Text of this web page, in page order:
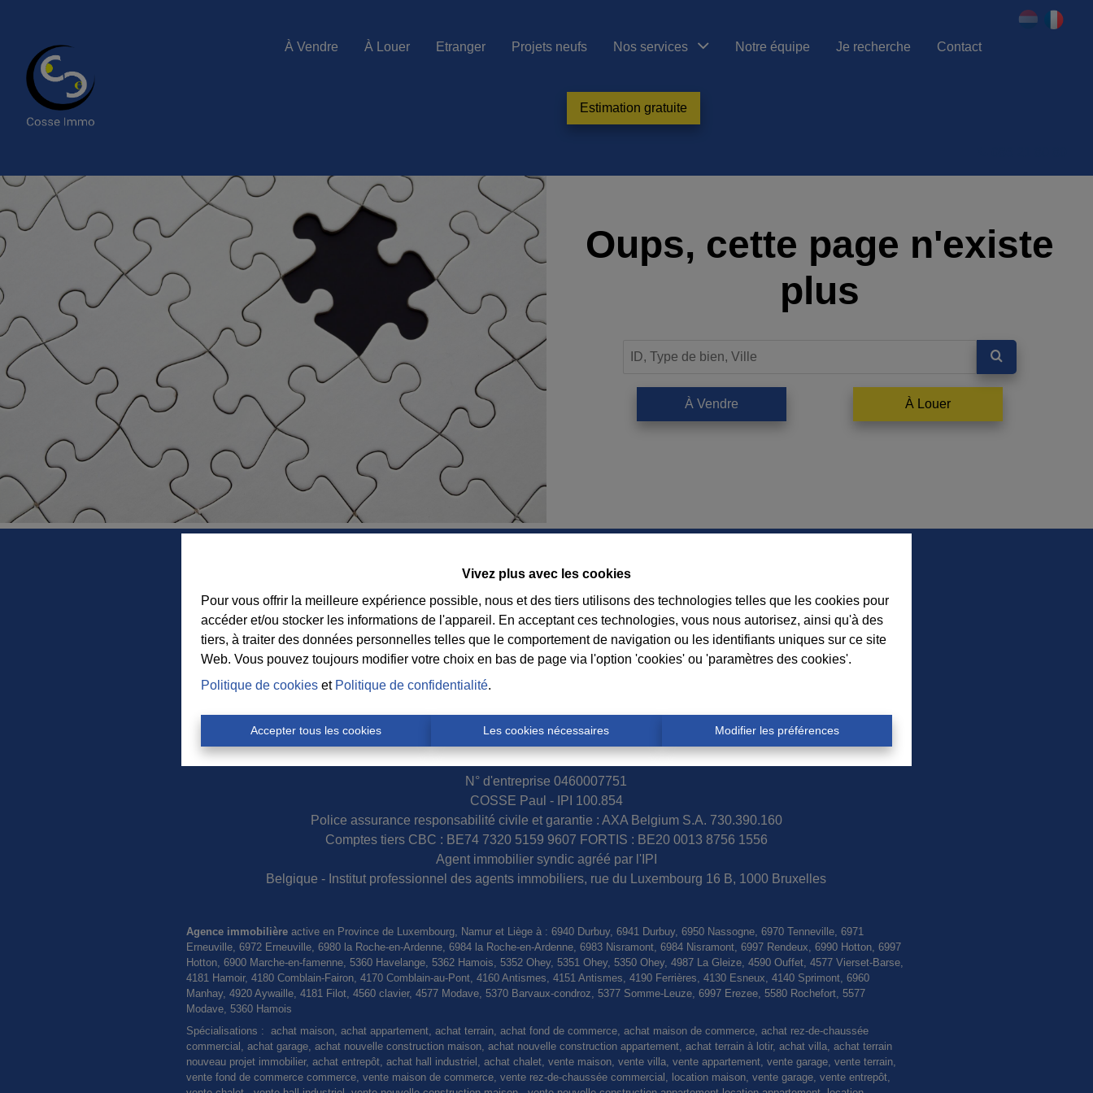
Vivez plus avec les cookies
Pour vous offrir la meilleure expérience possible, nous et des tiers utilisons des technologies telles que les cookies pour
accéder et/ou stocker les informations de l'appareil. En acceptant ces technologies, vous nous autorisez, ainsi qu'à des
tiers, à traiter des données personnelles telles que le comportement de navigation ou les identifiants uniques sur ce site
Web. Vous pouvez toujours modifier votre choix en bas de page via l'option 'cookies' ou 'paramètres des cookies'.
Politique de cookies et Politique de confidentialité.
Accepter tous les cookies Les cookies nécessaires Modifier les préférences
À Vendre À Louer Etranger Projets neufs Nos services Notre équipe Je recherche Contact
Estimation gratuite
Oups, cette page n'existe
plus
À Vendre À Louer
Contact
Immobilière Cosse
Rue Jean de Bohême 5
6940 DURBUY
Tel.:
Suivez nos nouveaux biens, nos
conseils immobiliers et l’actualité de
l’agence à Durbuy sur nos réseaux
N° d'entreprise 0460007751
COSSE Paul - IPI 100.854
Police assurance responsabilité civile et garantie : AXA Belgium S.A. 730.390.160
Comptes tiers CBC : BE74 7320 5159 9607 FORTIS : BE20 0013 8756 1556
Agent immobilier syndic agréé par l'IPI
Belgique - Institut professionnel des agents immobiliers, rue du Luxembourg 16 B, 1000 Bruxelles
Agence immobilière active en Province de Luxembourg, Namur et Liège à : 6940 Durbuy, 6941 Durbuy, 6950 Nassogne, 6970 Tenneville, 6971
Erneuville, 6972 Erneuville, 6980 la Roche-en-Ardenne, 6984 la Roche-en-Ardenne, 6983 Nisramont, 6984 Nisramont, 6997 Rendeux, 6990 Hotton, 6997
Hotton, 6900 Marche-en-famenne, 5360 Havelange, 5362 Hamois, 5352 Ohey, 5351 Ohey, 5350 Ohey, 4987 La Gleize, 4590 Ouffet, 4577 Vierset-Barse,
4181 Hamoir, 4180 Comblain-Fairon, 4170 Comblain-au-Pont, 4160 Antismes, 4151 Antismes, 4190 Ferrières, 4130 Esneux, 4140 Sprimont, 6960
Manhay, 4920 Aywaille, 4181 Filot, 4560 clavier, 4577 Modave, 5370 Barvaux-condroz, 5377 Somme-Leuze, 6997 Erezee, 5580 Rochefort, 5577
Modave, 5360 Hamois
Spécialisations : achat maison, achat appartement, achat terrain, achat fond de commerce, achat maison de commerce, achat rez-de-chaussée
commercial, achat garage, achat nouvelle construction maison, achat nouvelle construction appartement, achat terrain à lotir, achat villa, achat terrain
nouveau projet immobilier, achat entrepôt, achat hall industriel, achat chalet, vente maison, vente villa, vente appartement, vente garage, vente terrain,
vente fond de commerce commerce, vente maison de commerce, vente rez-de-chaussée commercial, location maison, vente garage, vente entrepôt,